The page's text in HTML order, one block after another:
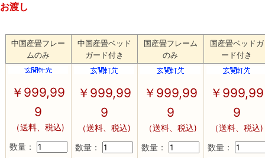
お渡し
中国産畳フレー
ムのみ
中国産畳ベッド
ガード付き
国産畳フレーム
のみ
国産畳ベッドガ
ード付き
￥ 999,99
9
（送料、税込)
数量：
￥ 999,99
9
（送料、税込)
数量：
￥ 999,99
9
（送料、税込)
数量：
￥ 999,99
9
（送料、税込)
数量：